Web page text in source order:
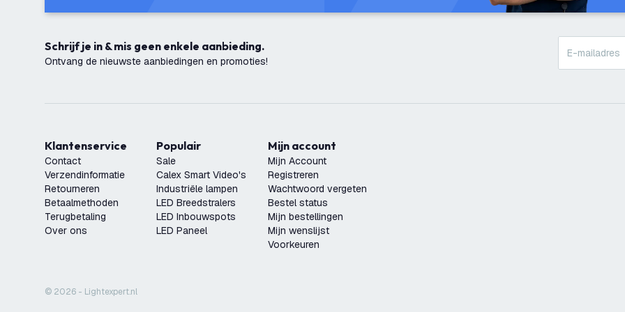
Schrijf je in & mis geen enkele aanbieding.
Ontvang de nieuwste aanbiedingen en promoties!
Klantenservice
Contact
Verzendinformatie
Retourneren
Betaalmethoden
Terugbetaling
Over ons
Populair
Sale
Calex Smart Video's
Industriële lampen
LED Breedstralers
LED Inbouwspots
LED Paneel
Mijn account
Mijn Account
Registreren
Wachtwoord vergeten
Bestel status
Mijn bestellingen
Mijn wenslijst
Voorkeuren
© 2026 - Lightexpert.nl